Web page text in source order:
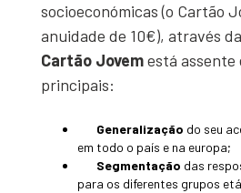
socioeconómicas (o Cartão
anuidade de 10€), através da
Cartão Jovemestá assente
principais:
Generalização do seu
em todo o país e na europa;
Segmentação das
para os diferentes grupos